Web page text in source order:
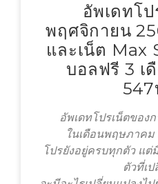
อัพเดทโป
พฤศจิกายน
และเน็ต Max
บอลฟรี 3 เ
อัพเดทโปรเน็ตของ
ในเดือนพฤษภาค
โปรยังอยู่ครบทุกตัว แต่
ตัวที่เ